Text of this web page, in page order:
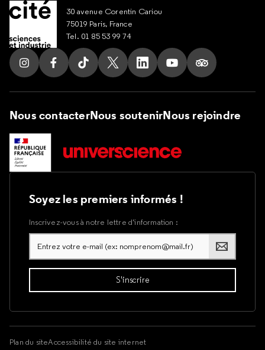
30 avenue Corentin Cariou
75019 Paris, France
Tel. 01 85 53 99 74
Suivez nous sur Instagram
Suivez nous sur Facebook
Suivez nous sur Tik Tok
Suivez nous sur X
Suivez nous sur LinkedIn
Suivez nous sur
Suivez nous
Nous contacterNous soutenirNous rejoindre
Soyez les premiers informés !
Inscrivez-vous à notre lettre d’information :
Plan du siteAccessibilité du site internet